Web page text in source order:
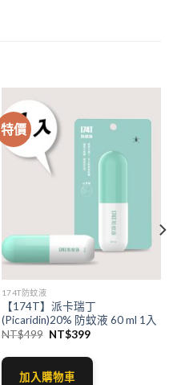
特價
174T防蚊液
【174T】派卡瑞丁
(Picaridin)20% 防蚊液 60 ml 1入
NT$499 原
價
NT$499。
NT$399目
價
格：
加入購物車